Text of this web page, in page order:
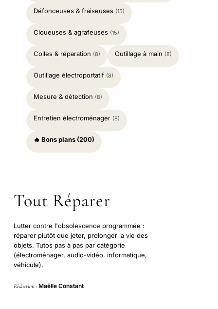
Défonceuses & fraiseuses (15)
Cloueuses & agrafeuses (15)
Colles & réparation (8) Outillage à main (8)
Outillage électroportatif (8)
Mesure & détection (8)
Entretien électroménager (8)
🔥 Bons plans (200)
Tout Réparer
Lutter contre l'obsolescence programmée :
réparer plutôt que jeter, prolonger la vie des
objets. Tutos pas à pas par catégorie
(électroménager, audio-vidéo, informatique,
véhicule).
Rédaction : Maëlle Constant